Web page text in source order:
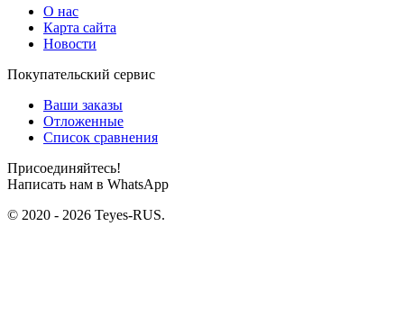
О нас
Карта сайта
Новости
Покупательский сервис
Ваши заказы
Отложенные
Список сравнения
Присоединяйтесь!
Написать нам в WhatsApp
© 2020 - 2026 Teyes-RUS.